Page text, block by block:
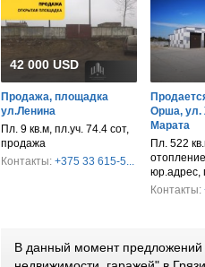
42 000 USD
Продажа, площадка
ул.Ленина
Пл. 9 кв.м, пл.уч. 74.4 сот,
продажа
Контакты: +375 33 615-5...
Орша, ул.
Марата
Пл. 522
юр.адрес,
Контакты:
В данный момент предложений